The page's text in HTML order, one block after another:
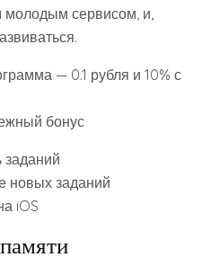
сервисом, и,
— 0.1 рубля и 10% с
бонус
заданий
новых заданий
iOS